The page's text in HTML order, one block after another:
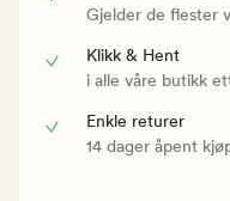
Gjelder de flester
Klikk & Hent
i alle våre butikk
Enkle returer
14 dager åpent